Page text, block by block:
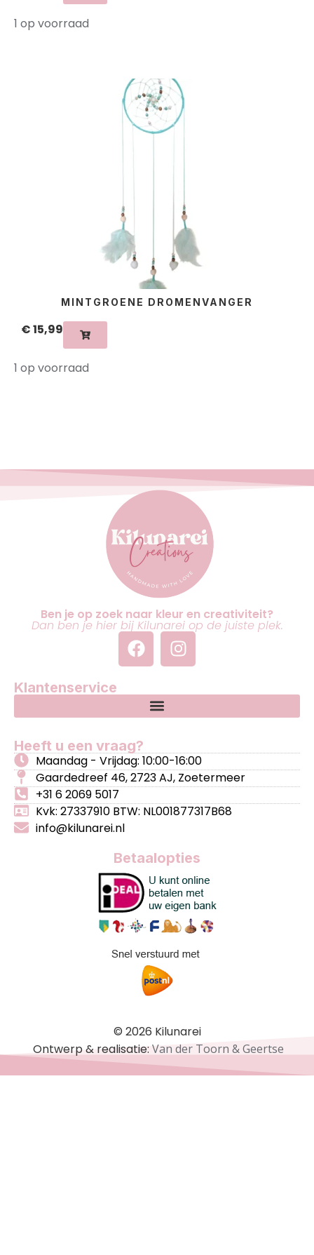
1 op voorraad
MINTGROENE DROMENVANGER
€15,99
1 op voorraad
Ben je op zoek naar kleur en creativiteit?
Dan ben je hier bij Kilunarei op de juiste plek.
Klantenservice
Heeft u een vraag?
Maandag - Vrijdag: 10:00-16:00
Gaardedreef 46, 2723 AJ, Zoetermeer
+31 6 2069 5017
Kvk: 27337910 BTW: NL001877317B68
info@kilunarei.nl
Betaalopties
© 2026 Kilunarei
Ontwerp & realisatie:Van der Toorn & Geertse